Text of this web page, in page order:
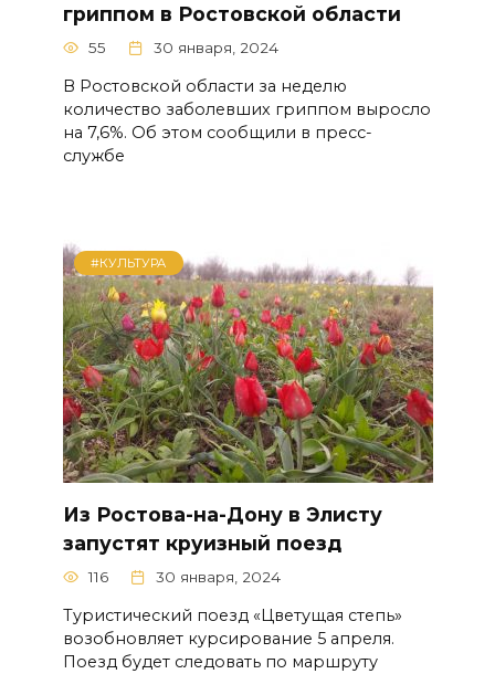
гриппом в Ростовской области
55 30 января, 2024
В Ростовской области за неделю
количество заболевших гриппом выросло
на 7,6%. Об этом сообщили в пресс-
службе
#КУЛЬТУРА
Из Ростова-на-Дону в Элисту
запустят круизный поезд
116 30 января, 2024
Туристический поезд «Цветущая степь»
возобновляет курсирование 5 апреля.
Поезд будет следовать по маршруту